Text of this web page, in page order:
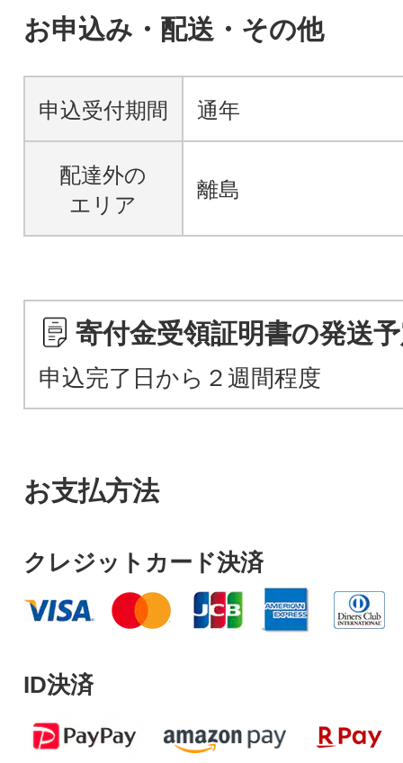
お申込み・配送・その他
申込受付期間 通年
配達外の
エリア
離島
寄付金受領証明書の発送
申込完了日から２週間程度
お支払方法
クレジットカード決済
ID決済